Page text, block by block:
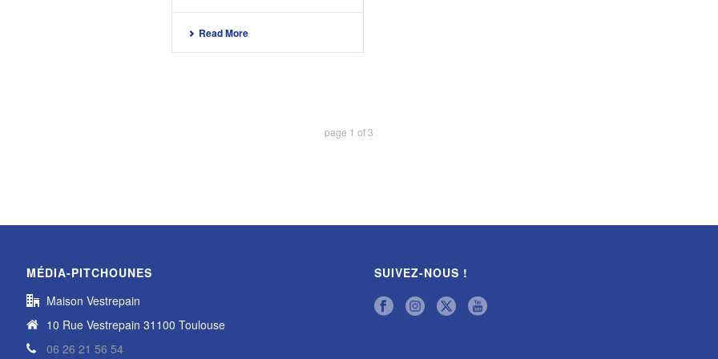
Read More
page 1 of3
MÉDIA-PITCHOUNES
Maison Vestrepain
10 Rue Vestrepain 31100 Toulouse
06 26 21 56 54
SUIVEZ-NOUS !